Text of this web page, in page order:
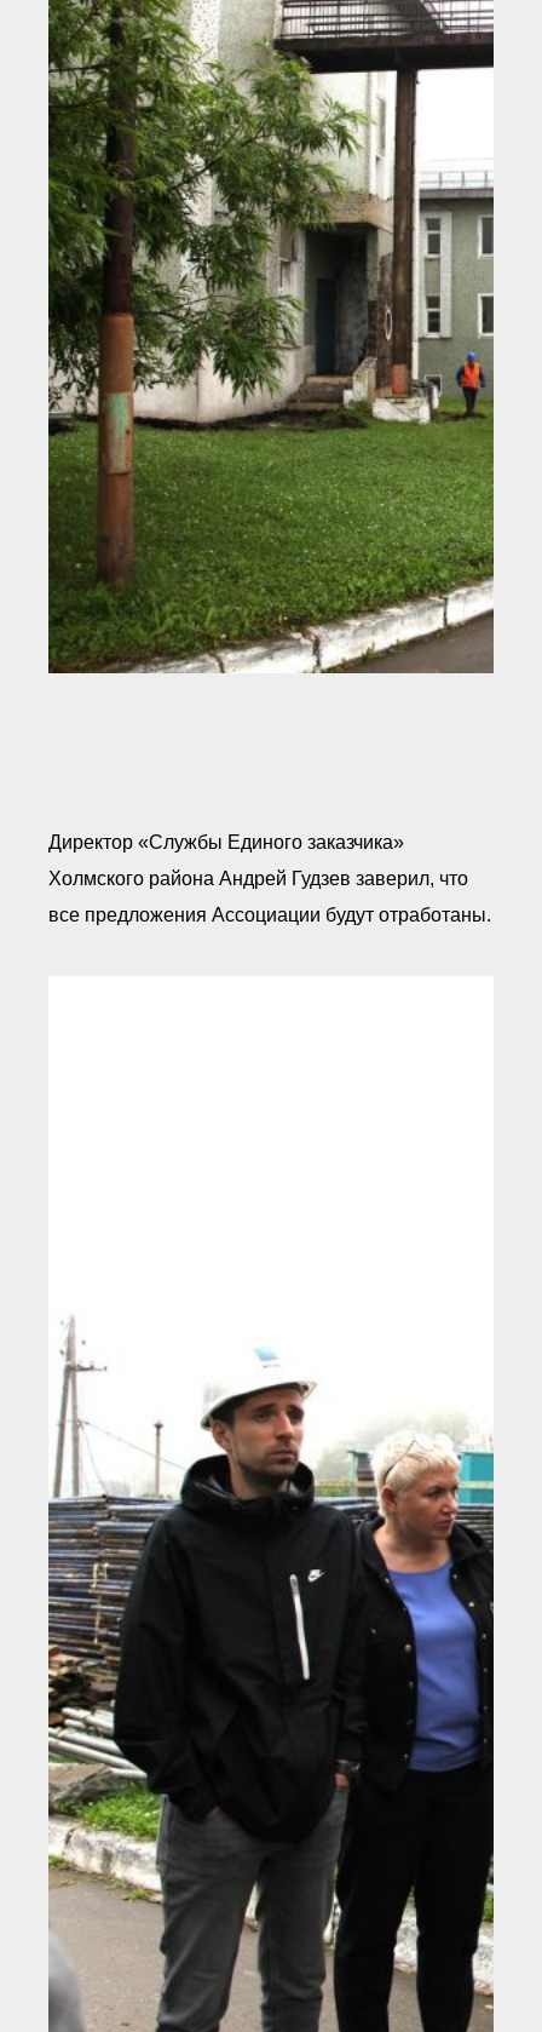
Директор «Службы Единого заказчика»
Холмского района Андрей Гудзев заверил, что
все предложения Ассоциации будут отработаны.